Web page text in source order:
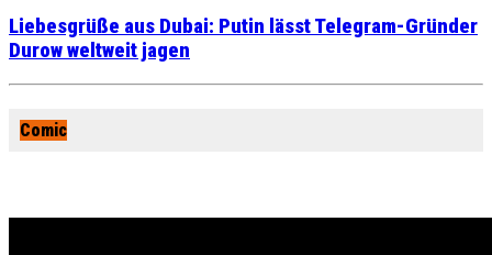
Liebesgrüße aus Dubai: Putin lässt Telegram-Gründer
Durow weltweit jagen
Comic